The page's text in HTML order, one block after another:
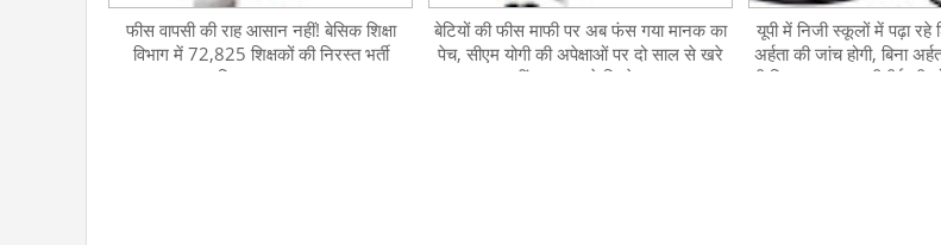
फीस वापसी की राह आसान नहीं! बेसिक शिक्षा
विभाग में 72,825 शिक्षकों की निरस्त भर्ती
प्रक्रिया का मामला
बेटियों की फीस माफी पर अब फंस गया मानक का
पेच, सीएम योगी की अपेक्षाओं पर दो साल से खरे
नहीं उतर पा रहे जिम्मेदार
यूपी में निजी स्कूलों में पढ़ा रहे
अर्हता की जांच होगी, बिना
की शिकायत पर एनसीटीई की